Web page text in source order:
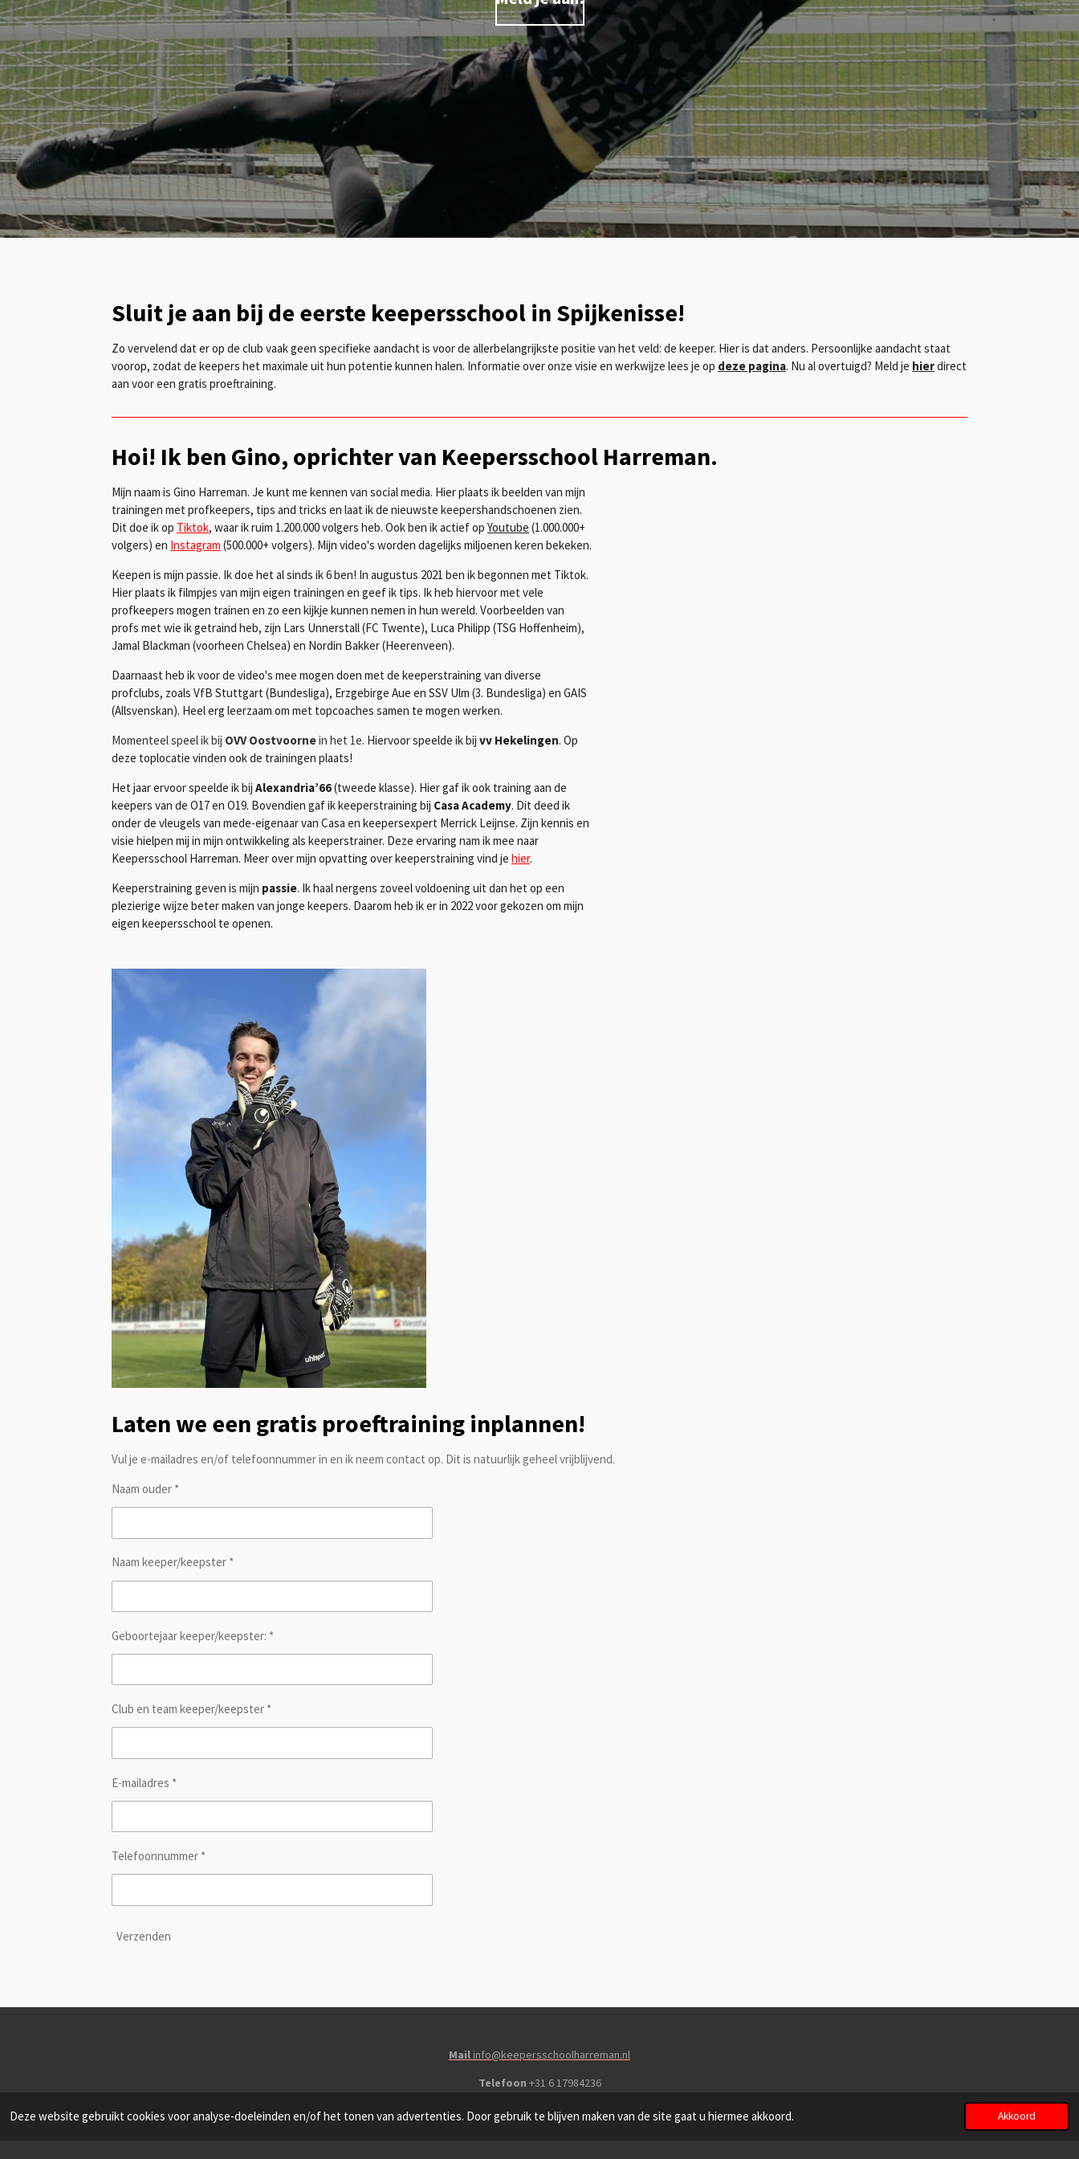
Deze website gebruikt cookies voor analyse-doeleinden en/of het tonen van advertenties. Door gebruik te blijven maken van de site gaat u hiermee akkoord. Akkoord
Sluit je aan bij de eerste keepersschool in Spijkenisse!
Zo vervelend dat er op de club vaak geen specifieke aandacht is voor de allerbelangrijkste positie van het veld: de keeper. Hier is dat anders. Persoonlijke aandacht staat
voorop, zodat de keepers het maximale uit hun potentie kunnen halen. Informatie over onze visie en werkwijze lees je op deze pagina. Nu al overtuigd? Meld je hierdirect
aan voor een gratis proeftraining.
Hoi! Ik ben Gino, oprichter van Keepersschool Harreman.
Mijn naam is Gino Harreman. Je kunt me kennen van social media. Hier plaats ik beelden van mijn
trainingen met profkeepers, tips and tricks en laat ik de nieuwste keepershandschoenen zien.
Dit doe ik op Tiktok, waar ik ruim 1.200.000 volgers heb. Ook ben ik actief op Youtube (1.000.000+
volgers) en Instagram (500.000+ volgers). Mijn video's worden dagelijks miljoenen keren bekeken.
Keepen is mijn passie. Ik doe het al sinds ik 6 ben! In augustus 2021 ben ik begonnen met Tiktok.
Hier plaats ik filmpjes van mijn eigen trainingen en geef ik tips. Ik heb hiervoor met vele
profkeepers mogen trainen en zo een kijkje kunnen nemen in hun wereld. Voorbeelden van
profs met wie ik getraind heb, zijn Lars Unnerstall (FC Twente), Luca Philipp (TSG Hoffenheim),
Jamal Blackman (voorheen Chelsea) en Nordin Bakker (Heerenveen).
Daarnaast heb ik voor de video's mee mogen doen met de keeperstraining van diverse
profclubs, zoals VfB Stuttgart (Bundesliga), Erzgebirge Aue en SSV Ulm (3. Bundesliga) en GAIS
(Allsvenskan). Heel erg leerzaam om met topcoaches samen te mogen werken.
Momenteel speel ik bij OVV Oostvoornein het 1e. Hiervoor speelde ik bij vv Hekelingen. Op
deze toplocatie vinden ook de trainingen plaats!
Het jaar ervoor speelde ik bij Alexandria’66(tweede klasse). Hier gaf ik ook training aan de
keepers van de O17 en O19. Bovendien gaf ik keeperstraining bij Casa Academy. Dit deed ik
onder de vleugels van mede-eigenaar van Casa en keepersexpert Merrick Leijnse. Zijn kennis en
visie hielpen mij in mijn ontwikkeling als keeperstrainer. Deze ervaring nam ik mee naar
Keepersschool Harreman. Meer over mijn opvatting over keeperstraining vind je hier.
Keeperstraining geven is mijn passie. Ik haal nergens zoveel voldoening uit dan het op een
plezierige wijze beter maken van jonge keepers. Daarom heb ik er in 2022 voor gekozen om mijn
eigen keepersschool te openen.
Laten we een gratis proeftraining inplannen!
Vul je e-mailadres en/of telefoonnummer in en ik neem contact op. Dit is natuurlijk geheel vrijblijvend.
Naam ouder *
Naam keeper/keepster *
Geboortejaar keeper/keepster: *
Club en team keeper/keepster *
E-mailadres *
Telefoonnummer *
Verzenden
Mail info@keepersschoolharreman.nl
Telefoon +31 6 17984236
KvK87136031